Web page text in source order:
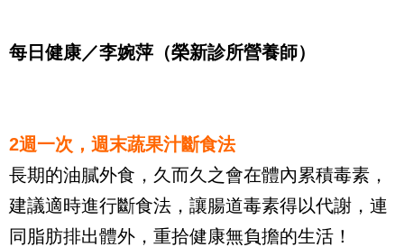
每日健康／李婉萍（榮新診所營養師）
2週一次，週末蔬果汁斷食法
長期的油膩外食，久而久之會在體內累積毒素，
建議適時進行斷食法，讓腸道毒素得以代謝，連
同脂肪排出體外，重拾健康無負擔的生活！